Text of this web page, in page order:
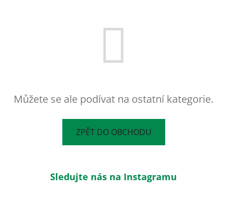
Můžete se ale podívat na ostatní kategorie.
ZPĚT DO OBCHODU
Sledujte nás na Instagramu